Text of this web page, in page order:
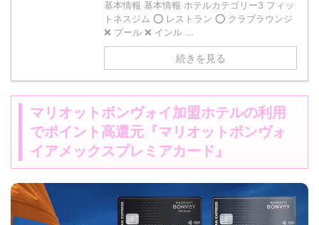
基本情報 基本情報 ホテルカテゴリー3 フィッ
トネスジム ⭕️ レストラン ⭕️ クラブラウンジ
❌ プール ❌ インル ...
続きを見る
マリオットボンヴォイ加盟ホテルの利用
でポイント高還元『マリオットボンヴォ
イアメックスプレミアカード』